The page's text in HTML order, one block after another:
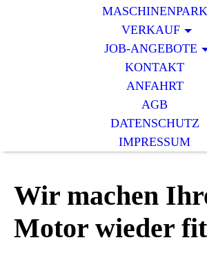
MASCHINENPARK
VERKAUF
JOB-ANGEBOTE
KONTAKT
ANFAHRT
AGB
DATENSCHUTZ
IMPRESSUM
Wir machen
Motor wieder